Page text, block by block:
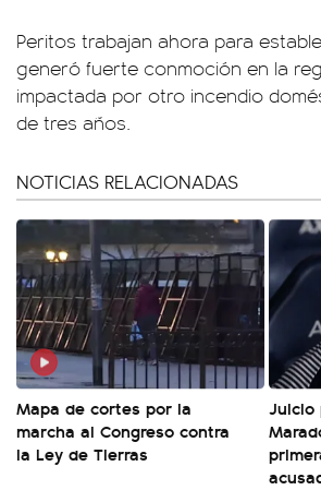
Peritos trabajan ahora para
generó fuerte conmoción en la
impactada por otro incendio
de tres años.
NOTICIAS RELACIONADAS
Mapa de cortes por la
marcha al Congreso contra
la Ley de Tierras
Juicio